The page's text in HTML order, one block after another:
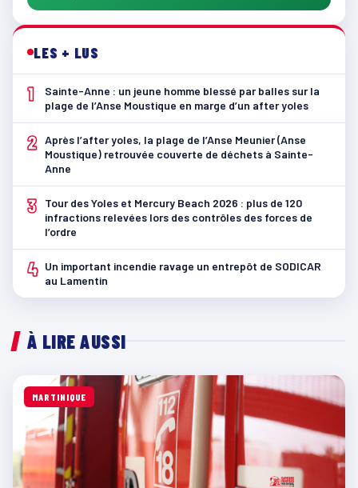
LES + LUS
1
Sainte-Anne : un jeune homme blessé par balles sur la
plage de l’Anse Moustique en marge d’un after yoles
2 Après l’after yoles, la plage de l’Anse Meunier (Anse
Moustique) retrouvée couverte de déchets à Sainte-
Anne
3
Tour des Yoles et Mercury Beach 2026 : plus de 120
infractions relevées lors des contrôles des forces de
l’ordre
4 Un important incendie ravage un entrepôt de SODICAR
au Lamentin
À LIRE AUSSI
MARTINIQUE